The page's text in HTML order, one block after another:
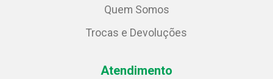
Quem Somos
Trocas e Devoluções
Atendimento